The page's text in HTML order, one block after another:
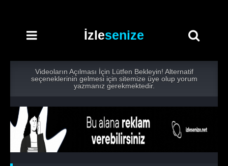
İzlesenize
Videoların Açılması İçin Lütfen Bekleyin! Alternatif
seçeneklerinin gelmesi için sitemize üye olup yorum
yazmanız gerekmektedir.